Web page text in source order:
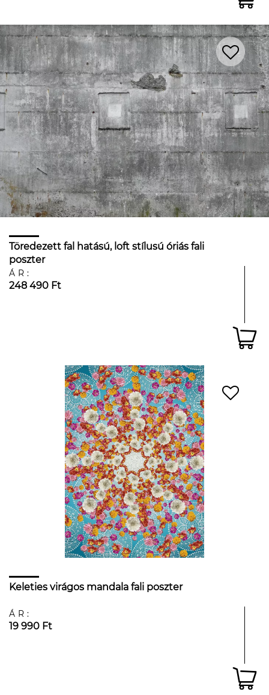
Töredezett fal hatású, loft stílusú óriás fali
poszter
ÁR:
248 490 Ft
Keleties virágos mandala fali poszter
ÁR:
19 990 Ft